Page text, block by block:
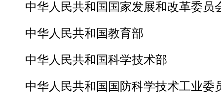
中华人民共和国国家发展和改革委员
中华人民共和国教育部
中华人民共和国科学技术部
中华人民共和国国防科学技术工业委